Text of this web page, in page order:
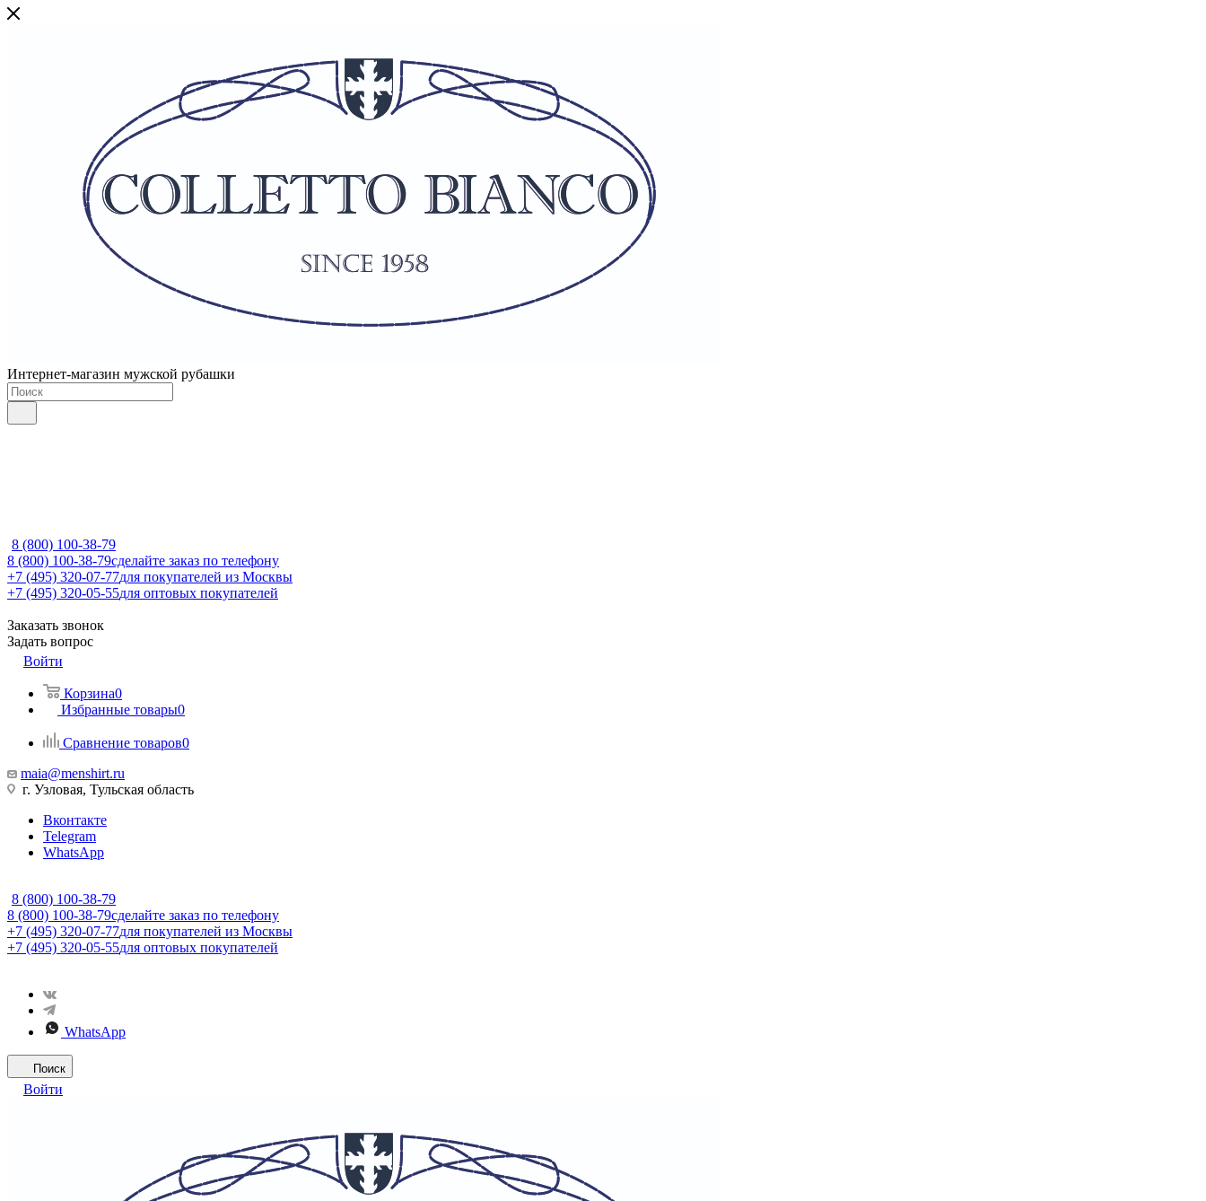
Интернет-магазин мужской рубашки
8 (800) 100-38-79
8 (800) 100-38-79сделайте заказ по телефону
+7 (495) 320-07-77для покупателей из Москвы
+7 (495) 320-05-55для оптовых покупателей
Заказать звонок
Задать вопрос
Войти
Корзина0
Избранные товары0
Сравнение товаров0
maia@menshirt.ru
г. Узловая, Тульская область
Вконтакте
Telegram
WhatsApp
8 (800) 100-38-79
8 (800) 100-38-79сделайте заказ по телефону
+7 (495) 320-07-77для покупателей из Москвы
+7 (495) 320-05-55для оптовых покупателей
WhatsApp
Поиск
Войти